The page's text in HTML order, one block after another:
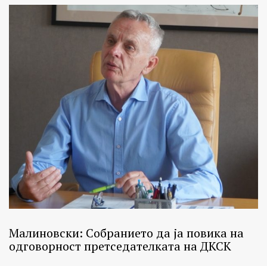
Малиновски: Собранието да ја повика на
одговорност претседателката на ДКСК